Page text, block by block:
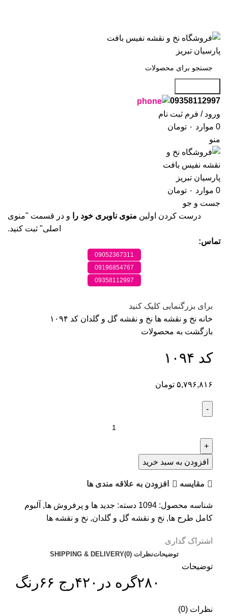
09358112997
ورود / فرم ثبت نام
0 موارد ۰ تومان
منو
0 موارد ۰ تومان
جست و جو
درست کردن اولین منوی ناوبری خود را و در قسمت "منوی
اصلی" ثبت کنید.
تماس:
09052367311
09196854767
09358112997
برای بزرگنمایی کلیک کنید
خانه نخ و نقشه ها نخ و نقشه گل و گلدان کد ۱۰۹۴
بازگشت به محصولات
کد ۱۰۹۴
۵,۷۹۶,۸۱۶ تومان
افزودن به سبد خرید
مقایسه افزودن به علاقه مندی ها
شناسه محصول: 1094 دسته: جدید ها و پرفروش ها, آلبوم
کامل طرح ها, نخ و نقشه گل و گلدان, نخ و نقشه ها
اشتراک گذاری
توضیحاتنظرات (0) SHIPPING & DELIVERY
توضیحات
۲۸۰گره در۴۲۰رج ۶۶رنگ
نظرات (0)